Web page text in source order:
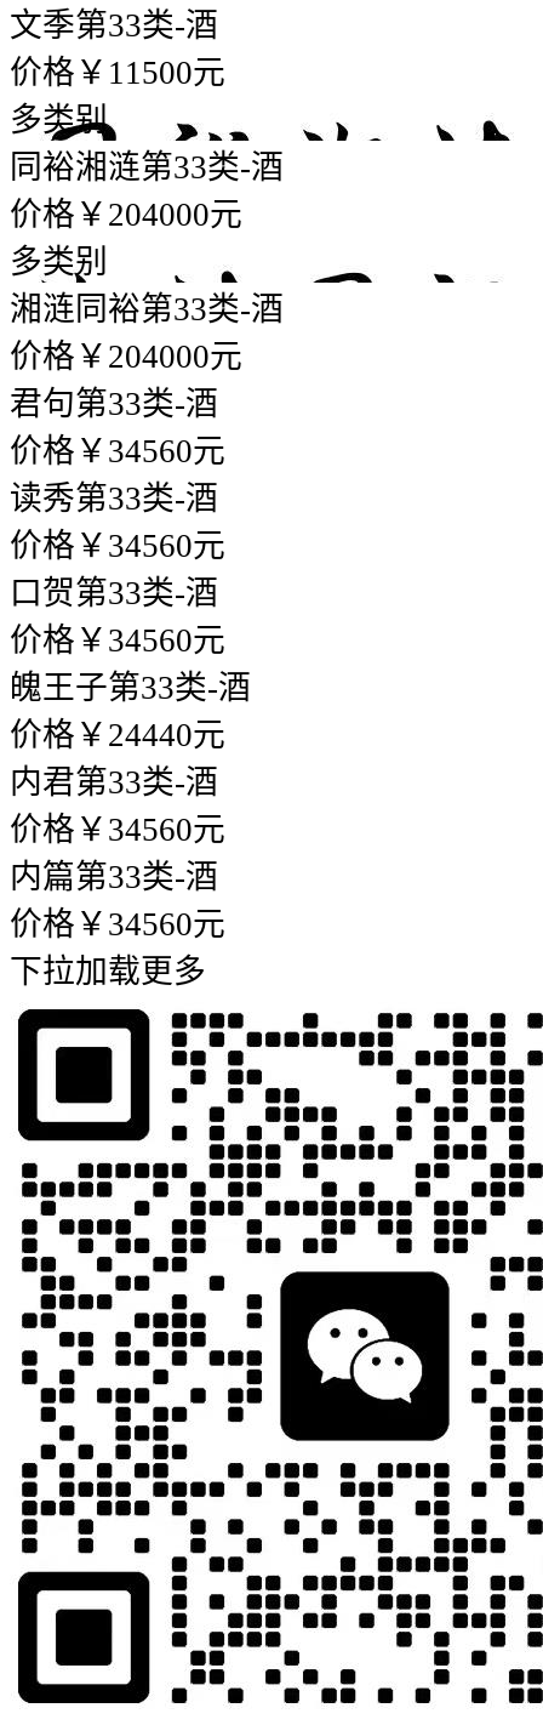
文季第33类-酒
价格￥11500元
多类别
同裕湘涟第33类-酒
价格￥204000元
多类别
湘涟同裕第33类-酒
价格￥204000元
君句第33类-酒
价格￥34560元
读秀第33类-酒
价格￥34560元
口贺第33类-酒
价格￥34560元
魄王子第33类-酒
价格￥24440元
内君第33类-酒
价格￥34560元
内篇第33类-酒
价格￥34560元
下拉加载更多